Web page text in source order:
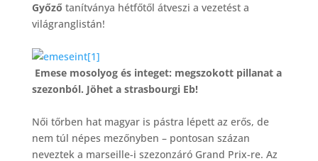
Győzőtanítványa hétfőtől átveszi a vezetést a
világranglistán!
Emese mosolyog és integet: megszokott pillanat a
szezonból. Jöhet a strasbourgi Eb!
Női tőrben hat magyar is pástra lépett az erős, de
nem túl népes mezőnyben – pontosan százan
neveztek a marseille-i szezonzáró Grand Prix-re. Az